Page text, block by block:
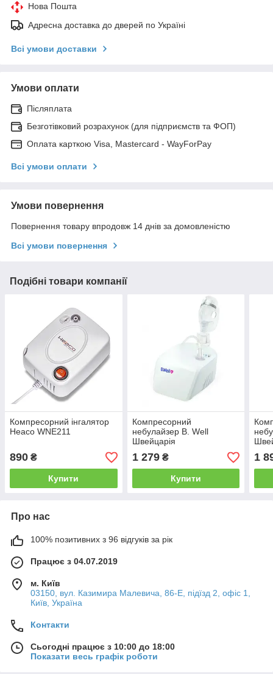
Нова Пошта
Адресна доставка до дверей по Україні
Всі умови доставки
Умови оплати
Післяплата
Безготівковий розрахунок (для підприємств та ФОП)
Оплата карткою Visa, Mastercard - WayForPay
Всі умови оплати
Умови повернення
Повернення товару впродовж 14 днів за домовленістю
Всі умови повернення
Подібні товари компанії
Компресорний інгалятор
Heaco WNE211
890 ₴
Купити
Компресорний
небулайзер B. Well
Швейцарія
1 279₴
Купити
1
Про нас
100% позитивних з 96 відгуків за рік
Працює з 04.07.2019
м. Київ
03150, вул. Казимира Малевича, 86-Е, підїзд 2, офіс 1,
Київ, Україна
Контакти
Сьогодні працює з 10:00 до 18:00
Показати весь графік роботи